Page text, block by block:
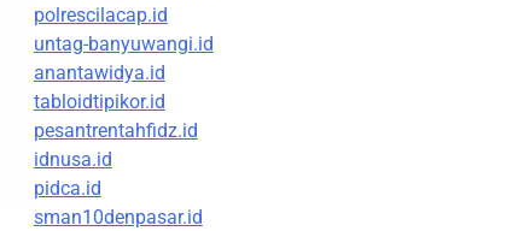
polrescilacap.id
untag-banyuwangi.id
anantawidya.id
tabloidtipikor.id
pesantrentahfidz.id
idnusa.id
pidca.id
sman10denpasar.id